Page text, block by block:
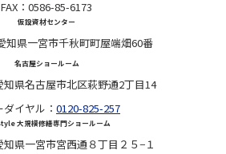
FAX：0586-85-6173
仮設資材センター
知県一宮市千秋町町屋端畑60番
名古屋ショールーム
知県名古屋市北区萩野通2丁目14
ダイヤル： 0120-825-257
大規模修繕専門ショールーム
知県一宮市宮西通８丁目２５−１